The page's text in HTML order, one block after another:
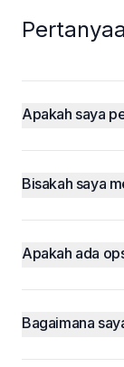
Apakah saya
Bisakah saya
Apakah ada
Bagaimana